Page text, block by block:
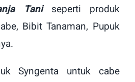
Tani seperti produk
Bibit Tanaman, Pupuk
Syngenta untuk cabe